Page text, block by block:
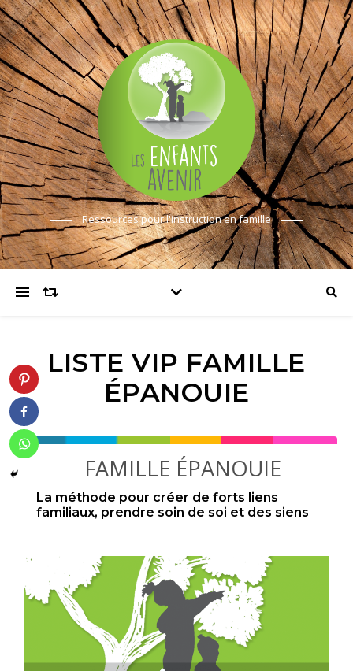
Ressources pour l'instruction en famille
LISTE VIP FAMILLE
ÉPANOUIE
FAMILLE ÉPANOUIE
La méthode pour créer de forts liens
familiaux, prendre soin de soi et des siens